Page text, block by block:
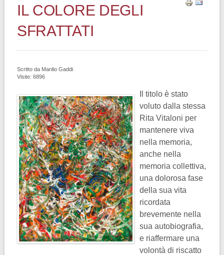
IL COLORE DEGLI
SFRATTATI
Scritto da Manlio Gaddi
Visite: 6896
Il titolo è stato
voluto dalla stessa
Rita Vitaloni per
mantenere viva
nella memoria,
anche nella
memoria collettiva,
una dolorosa fase
della sua vita
ricordata
brevemente nella
sua autobiografia,
e riaffermare una
volontà di riscatto